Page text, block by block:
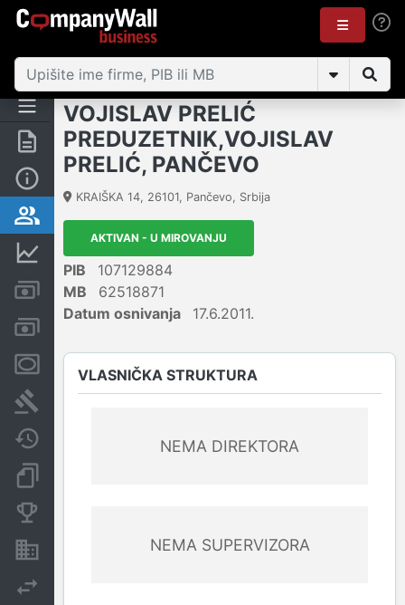
Rezime
Osnovni podaci
Finansijski podaci
Kreditni limit kompanije
Menice i zaloge
Nekretnine i imovina
VOJISLAV PRELIĆ
PREDUZETNIK,VOJISLAV
PRELIĆ, PANČEVO
KRAIŠKA 14, 26101, Pančevo, Srbija
AKTIVAN - U MIROVANJU
PIB
107129884
MB
62518871
Datum osnivanja
17.6.2011.
VLASNIČKA STRUKTURA
NEMA DIREKTORA
NEMA SUPERVIZORA